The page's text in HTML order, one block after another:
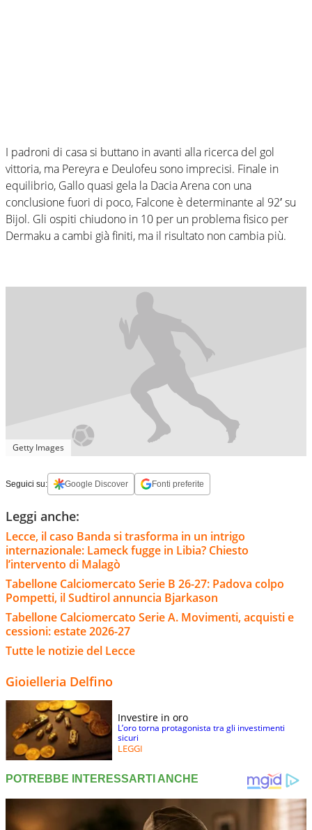
I padroni di casa si buttano in avanti alla ricerca del gol
vittoria, ma Pereyra e Deulofeu sono imprecisi. Finale in
equilibrio, Gallo quasi gela la Dacia Arena con una
conclusione fuori di poco, Falcone è determinante al 92′ su
Bijol. Gli ospiti chiudono in 10 per un problema fisico per
Dermaku a cambi già finiti, ma il risultato non cambia più.
Getty Images
Seguici su: Google Discover Fonti preferite
Leggi anche:
Lecce, il caso Banda si trasforma in un intrigo
internazionale: Lameck fugge in Libia? Chiesto
l’intervento di Malagò
Tabellone Calciomercato Serie B 26-27: Padova colpo
Pompetti, il Sudtirol annuncia Bjarkason
Tabellone Calciomercato Serie A. Movimenti, acquisti e
cessioni: estate 2026-27
Tutte le notizie del Lecce
Gioielleria Delfino
Investire in oro
L’oro torna protagonista tra gli investimenti
sicuri
LEGGI